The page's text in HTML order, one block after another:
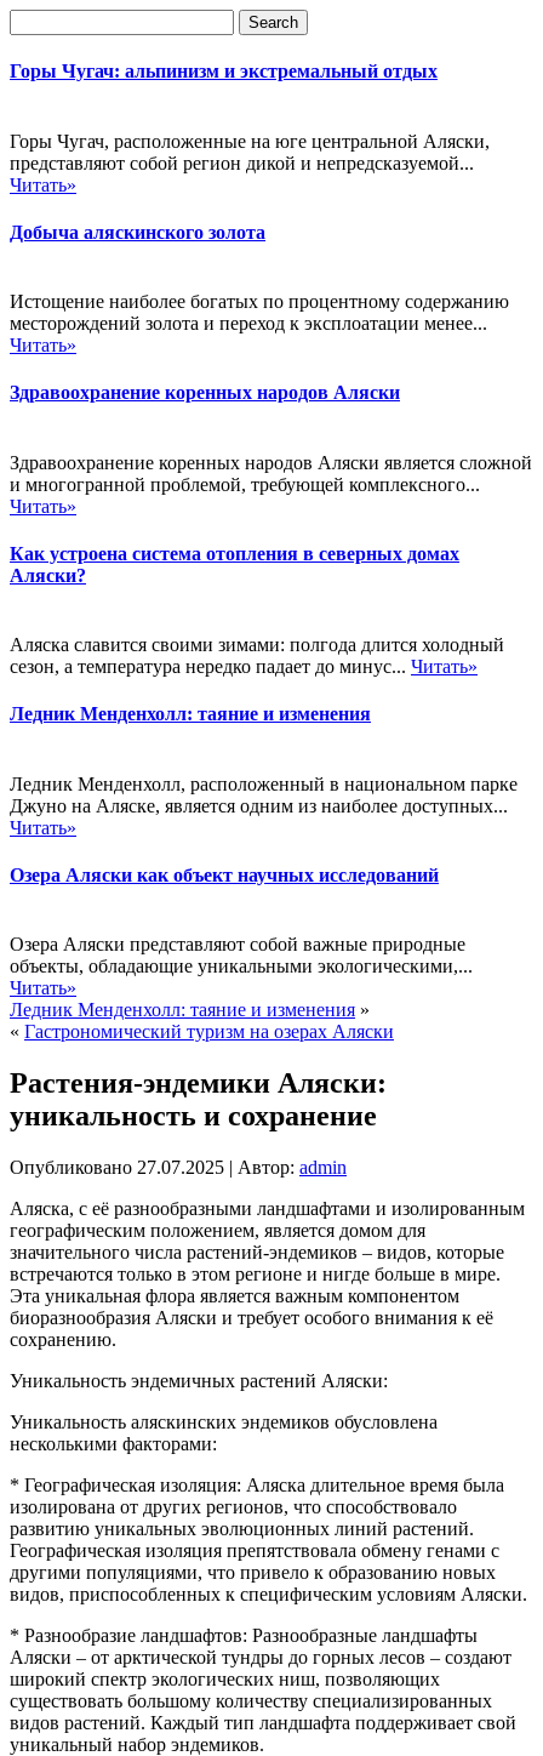
Горы Чугач: альпинизм и экстремальный отдых
Горы Чугач, расположенные на юге центральной Аляски,
представляют собой регион дикой и непредсказуемой...
Читать»
Добыча аляскинского золота
Истощение наиболее богатых по процентному содержанию
месторождений золота и переход к эксплоатации менее...
Читать»
Здравоохранение коренных народов Аляски
Здравоохранение коренных народов Аляски является сложной
и многогранной проблемой, требующей комплексного...
Читать»
Как устроена система отопления в северных домах
Аляски?
Аляска славится своими зимами: полгода длится холодный
сезон, а температура нередко падает до минус... Читать»
Ледник Менденхолл: таяние и изменения
Ледник Менденхолл, расположенный в национальном парке
Джуно на Аляске, является одним из наиболее доступных...
Читать»
Озера Аляски как объект научных исследований
Озера Аляски представляют собой важные природные
объекты, обладающие уникальными экологическими,...
Читать»
Ледник Менденхолл: таяние и изменения »
« Гастрономический туризм на озерах Аляски
Растения-эндемики Аляски:
уникальность и сохранение
Опубликовано 27.07.2025 | Автор: admin
Аляска, с её разнообразными ландшафтами и изолированным
географическим положением, является домом для
значительного числа растений-эндемиков – видов, которые
встречаются только в этом регионе и нигде больше в мире.
Эта уникальная флора является важным компонентом
биоразнообразия Аляски и требует особого внимания к её
сохранению.
Уникальность эндемичных растений Аляски:
Уникальность аляскинских эндемиков обусловлена
несколькими факторами:
* Географическая изоляция: Аляска длительное время была
изолирована от других регионов, что способствовало
развитию уникальных эволюционных линий растений.
Географическая изоляция препятствовала обмену генами с
другими популяциями, что привело к образованию новых
видов, приспособленных к специфическим условиям Аляски.
* Разнообразие ландшафтов: Разнообразные ландшафты
Аляски – от арктической тундры до горных лесов – создают
широкий спектр экологических ниш, позволяющих
существовать большому количеству специализированных
видов растений. Каждый тип ландшафта поддерживает свой
уникальный набор эндемиков.